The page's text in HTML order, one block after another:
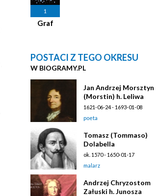
1
Graf
POSTACI Z TEGO OKRESU
W BIOGRAMY.PL
Jan Andrzej Morsztyn
(Morstin) h. Leliwa
1621-06-24 - 1693-01-08
poeta
Tomasz (Tommaso)
Dolabella
ok. 1570 - 1650-01-17
malarz
Andrzej Chryzostom
Załuski h. Junosza